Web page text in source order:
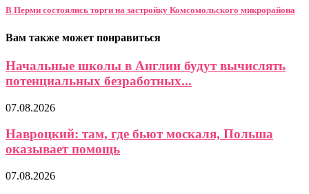
В Перми состоялись торги на застройку Комсомольского микрорайона
Вам также может понравиться
Начальные школы в Англии будут вычислять
потенциальных безработных...
07.08.2026
Навроцкий: там, где бьют москаля, Польша
оказывает помощь
07.08.2026